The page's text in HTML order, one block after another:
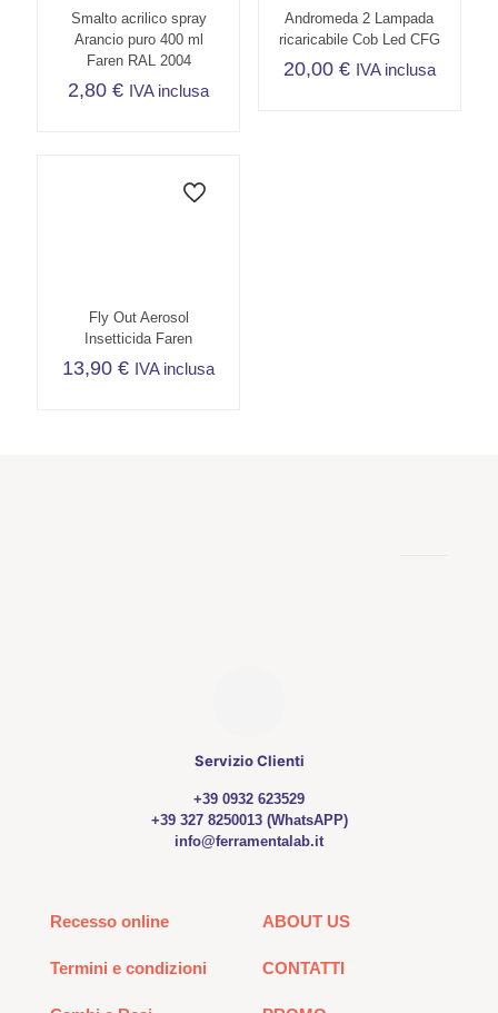
Smalto acrilico spray
Arancio puro 400 ml
Faren RAL 2004
2,80€ IVA inclusa
Andromeda 2 Lampada
ricaricabile Cob Led CFG
20,00 € IVA inclusa
Fly Out Aerosol
Insetticida Faren
13,90€ IVA inclusa
Servizio Clienti
+39 0932 623529
+39 327 8250013 (WhatsAPP)
info@ferramentalab.it
Recesso online
Termini e condizioni
ABOUT US
CONTATTI